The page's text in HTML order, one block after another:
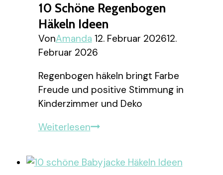
10 Schöne Regenbogen
Häkeln Ideen
VonAmanda 12. Februar 202612.
Februar 2026
Regenbogen häkeln bringt Farbe
Freude und positive Stimmung in
Kinderzimmer und Deko
Weiterlesen10
Häkeln